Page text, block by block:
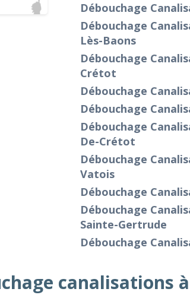
Débouchage
Débouchage
Lès-Baons
Débouchage
Crétot
Débouchage
Débouchage
Débouchage
De-Crétot
Débouchage
Vatois
Débouchage
Débouchage
Sainte-Gertrude
Débouchage
canalisations